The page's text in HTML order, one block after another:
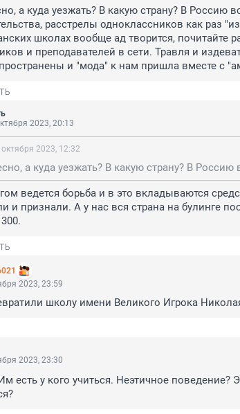
а куда уезжать? В какую страну? В Россию
расстрелы одноклассников как раз
школах вообще ад творится, почитайте
и преподавателей в сети. Травля и
и "мода" к нам пришла вместе с
2023, 20:13
октября 2023, 12:32
ведется борьба и в это вкладываются
и признали. А у нас вся страна на булинге
2023, 23:59
школу имени Великого Игрока
2023, 23:30
есть у кого учиться. Неэтичное поведение?